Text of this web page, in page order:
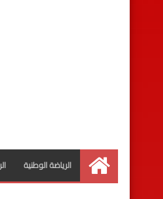
الرئيسية
الرياضة الوطنية